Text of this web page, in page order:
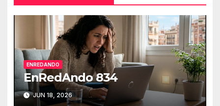
ENREDANDO
EnRedAndo 834
JUN 18, 2026